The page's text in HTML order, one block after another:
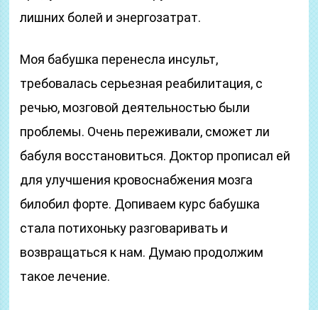
лишних болей и энергозатрат.
Моя бабушка перенесла инсульт,
требовалась серьезная реабилитация, с
речью, мозговой деятельностью были
проблемы. Очень переживали, сможет ли
бабуля восстановиться. Доктор прописал ей
для улучшения кровоснабжения мозга
билобил форте. Допиваем курс бабушка
стала потихоньку разговаривать и
возвращаться к нам. Думаю продолжим
такое лечение.